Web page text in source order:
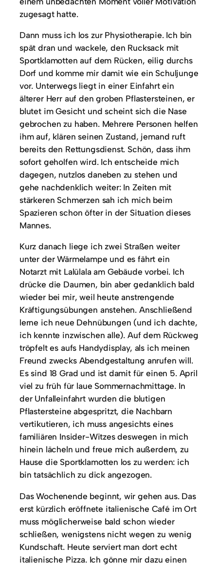
zugesagt hatte.
Dann muss ich los zur Physiotherapie. Ich bin
spät dran und wackele, den Rucksack mit
Sportklamotten auf dem Rücken, eilig durchs
Dorf und komme mir damit wie ein Schuljunge
vor. Unterwegs liegt in einer Einfahrt ein
älterer Herr auf den groben Pflastersteinen, er
blutet im Gesicht und scheint sich die Nase
gebrochen zu haben. Mehrere Personen helfen
ihm auf, klären seinen Zustand, jemand ruft
bereits den Rettungsdienst. Schön, dass ihm
sofort geholfen wird. Ich entscheide mich
dagegen, nutzlos daneben zu stehen und
gehe nachdenklich weiter: In Zeiten mit
stärkeren Schmerzen sah ich mich beim
Spazieren schon öfter in der Situation dieses
Mannes.
Kurz danach liege ich zwei Straßen weiter
unter der Wärmelampe und es fährt ein
Notarzt mit Lalülala am Gebäude vorbei. Ich
drücke die Daumen, bin aber gedanklich bald
wieder bei mir, weil heute anstrengende
Kräftigungsübungen anstehen. Anschließend
lerne ich neue Dehnübungen (und ich dachte,
ich kennte inzwischen alle). Auf dem Rückweg
tröpfelt es aufs Handydisplay, als ich meinen
Freund zwecks Abendgestaltung anrufen will.
Es sind 18 Grad und ist damit für einen 5. April
viel zu früh für laue Sommernachmittage. In
der Unfalleinfahrt wurden die blutigen
Pflastersteine abgespritzt, die Nachbarn
vertikutieren, ich muss angesichts eines
familiären Insider-Witzes deswegen in mich
hinein lächeln und freue mich außerdem, zu
Hause die Sportklamotten los zu werden: ich
bin tatsächlich zu dick angezogen.
Das Wochenende beginnt, wir gehen aus. Das
erst kürzlich eröffnete italienische Café im Ort
muss möglicherweise bald schon wieder
schließen, wenigstens nicht wegen zu wenig
Kundschaft. Heute serviert man dort echt
italienische Pizza. Ich gönne mir dazu einen